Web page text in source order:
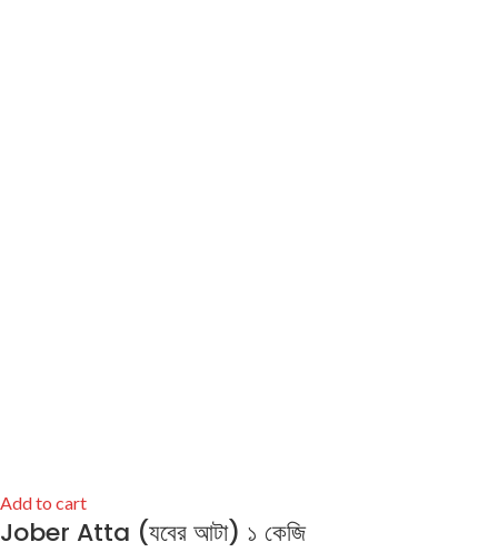
Add to cart
Jober Atta (যবের আটা) ১ কেজি